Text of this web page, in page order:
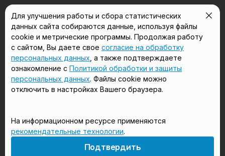
в Сергиевом Посаде в Люберцах
в Красногорске в Королёве
в Домодедово в Щёлково
18+
Мы в соцсетях
Для улучшения работы и сбора статистических
данных сайта собираются данные, используя файлы
cookie и метрические программы. Продолжая работу
с сайтом, Вы даете свое согласие на обработку
персональных данных , а также подтверждаете
ознакомление с Политикой обработки и защиты
персональных данных. Файлы cookie можно
отключить в настройках Вашего браузера.
На информационном ресурсе применяются
рекомендательные технологии.
Подтвердить